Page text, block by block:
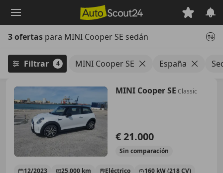
principal
3 ofertas para MINI Cooper SE sedán
Filtrar 4 MINI Cooper SE España
MINI Cooper SE Classic
€ 21.000
Sin comparación
12/2023 25.000 km Eléctrico 160 kW (218 CV)